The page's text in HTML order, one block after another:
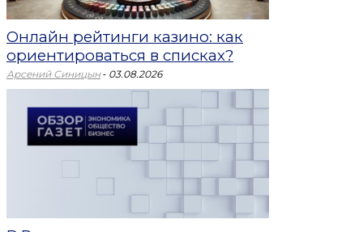
Онлайн рейтинги казино: как
ориентироваться в списках?
Арсений Синицын - 03.08.2026